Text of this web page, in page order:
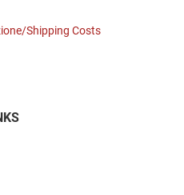
Shipping Costs